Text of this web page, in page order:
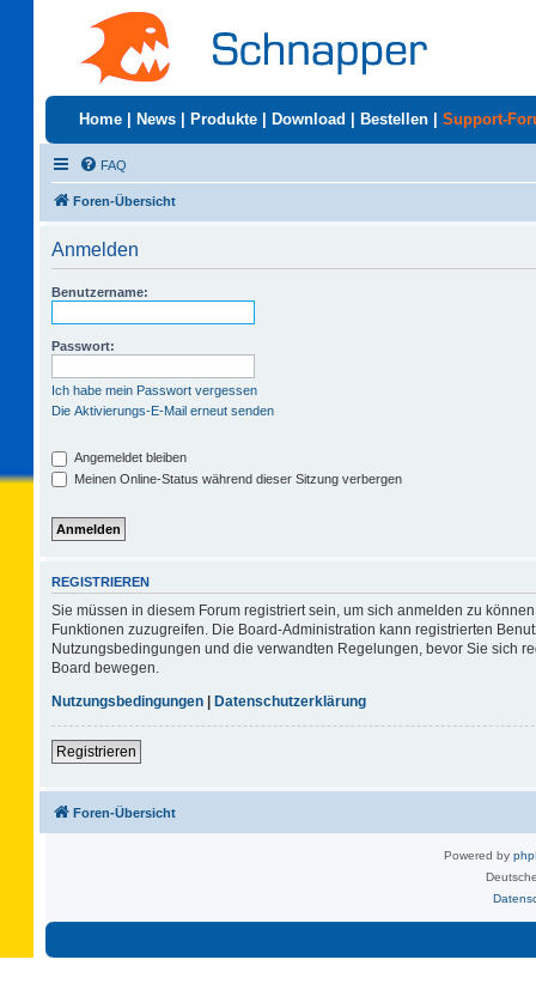
Home News Produkte Download Bestellen Support-
FAQ
Foren-Übersicht
Anmelden
Benutzername:
Passwort:
Ich habe mein Passwort vergessen
Die Aktivierungs-E-Mail erneut senden
Angemeldet bleiben
Meinen Online-Status während dieser Sitzung verbergen
REGISTRIEREN
Sie müssen in diesem Forum registriert sein, um sich anmelden zu
Funktionen zuzugreifen. Die Board-Administration kann registrierten
Nutzungsbedingungen und die verwandten Regelungen, bevor Sie sich
Board bewegen.
Nutzungsbedingungen | Datenschutzerklärung
Registrieren
Foren-Übersicht
Powered by